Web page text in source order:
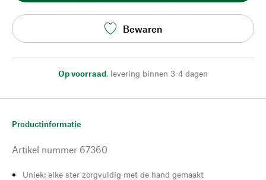
Bewaren
Op voorraad, levering binnen 3-4 dagen
Productinformatie
Artikel nummer 67360
Uniek: elke ster zorgvuldig met de hand gemaakt